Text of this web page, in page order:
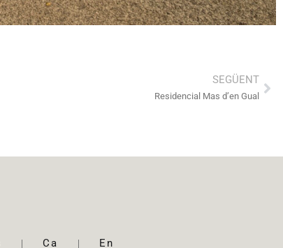
SEGÜENT
Residencial Mas d’en Gual
Ca En